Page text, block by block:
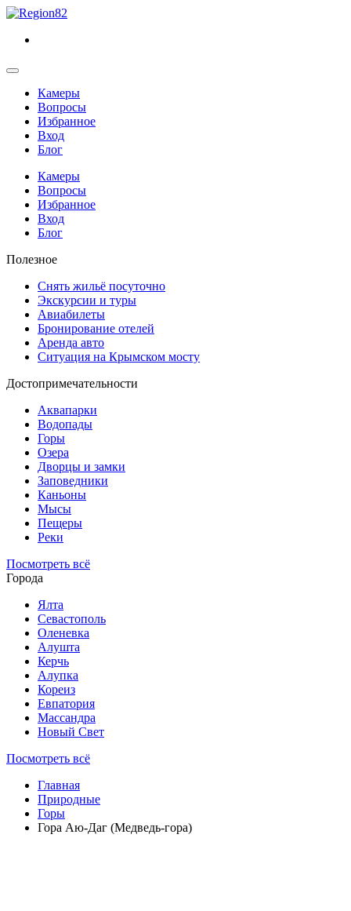
Камеры
Вопросы
Избранное
Вход
Блог
Камеры
Вопросы
Избранное
Вход
Блог
Полезное
Снять жильё посуточно
Экскурсии и туры
Авиабилеты
Бронирование отелей
Аренда авто
Ситуация на Крымском мосту
Достопримечательности
Аквапарки
Водопады
Горы
Озера
Дворцы и замки
Заповедники
Каньоны
Мысы
Пещеры
Реки
Посмотреть всё
Города
Ялта
Севастополь
Оленевка
Алушта
Керчь
Алупка
Кореиз
Евпатория
Массандра
Новый Свет
Посмотреть всё
Главная
Природные
Горы
Гора Аю-Даг (Медведь-гора)